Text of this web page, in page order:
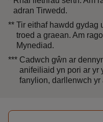
adran Tirwedd.
**
Tir eithaf hawdd
troed a graean. Am
Mynediad.
*** Cadwch gŵn ar
anifeiliaid yn pori ar yr
fanylion, darllenwch yr